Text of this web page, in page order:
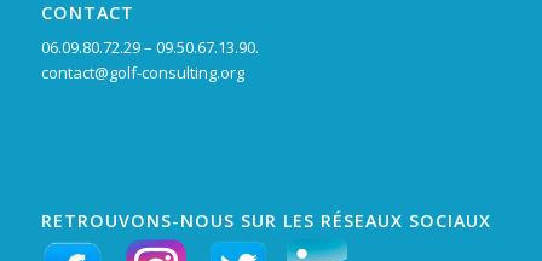
CONTACT
06.09.80.72.29 – 09.50.67.13.90.
contact@golf-consulting.org
RETROUVONS-NOUS SUR LES RÉSEAUX SOCIAUX